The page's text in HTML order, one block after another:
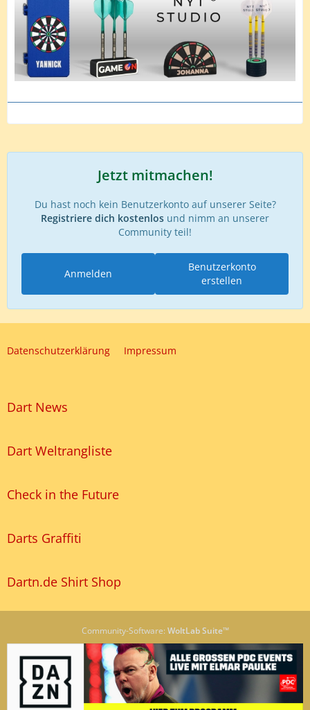
Jetzt mitmachen!
Du hast noch kein Benutzerkonto auf unserer Seite?
Registriere dich kostenlos und nimm an unserer
Community teil!
Benutzerkonto
erstellen
Anmelden
Datenschutzerklärung Impressum
Dart News
Dart Weltrangliste
Check in the Future
Darts Graffiti
Dartn.de Shirt Shop
Community-Software: WoltLab Suite™